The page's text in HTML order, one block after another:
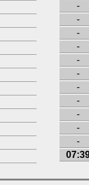
-
-
-
-
-
-
-
-
-
-
-